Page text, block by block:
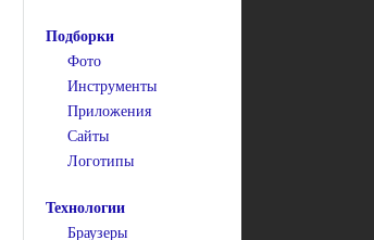
Подборки
Фото
Инструменты
Приложения
Сайты
Логотипы
Технологии
Браузеры